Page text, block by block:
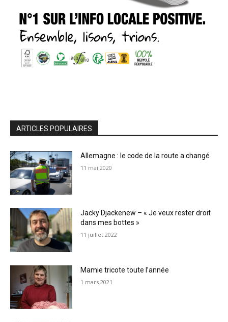
ARTICLES POPULAIRES
Allemagne : le code de la route a changé
11 mai 2020
Jacky Djackenew – « Je veux rester droit
dans mes bottes »
11 juillet 2022
Mamie tricote toute l’année
1 mars 2021